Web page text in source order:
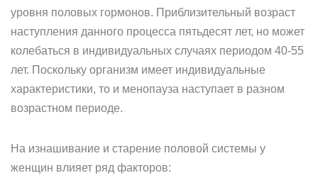
уровня половых гормонов. Приблизительный возраст
наступления данного процесса пятьдесят лет, но может
колебаться в индивидуальных случаях периодом 40-55
лет. Поскольку организм имеет индивидуальные
характеристики, то и менопауза наступает в разном
возрастном периоде.
На изнашивание и старение половой системы у
женщин влияет ряд факторов: